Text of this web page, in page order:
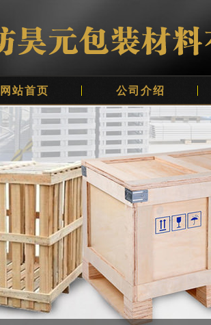
网站首页 公司介绍